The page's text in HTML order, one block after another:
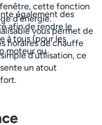
fenêtre, cette fonction
d’énergie.
vous permet de
horaires de chauffe
d’utilisation, ce
un atout
également des
afin de rendre le
à tous (pour les
moteur ou